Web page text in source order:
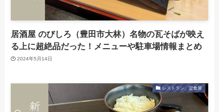
居酒屋 のびしろ（豊田市大林）名物の瓦そばが映え
る上に超絶品だった！メニューや駐車場情報まとめ
2024年5月14日
レストラン、定食屋